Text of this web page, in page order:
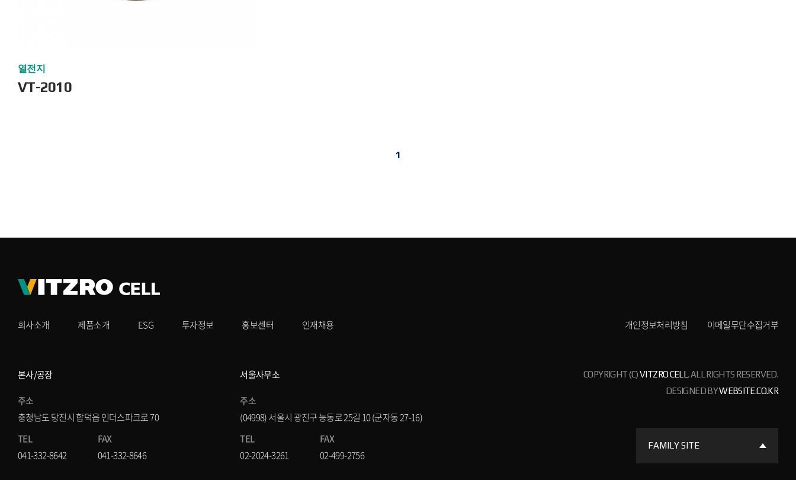
열전지
VT-2010
1
회사소개 제품소개 ESG 투자정보 홍보센터 인재채용 개인정보처리방침 이메일무단수집거부
FAMILY SITE
본사/공장
주소
충청남도 당진시 합덕읍 인더스파크로 70
TEL
041-332-8642
FAX
041-332-8646
서울사무소
주소
(04998) 서울시 광진구 능동로 25길 10 (군자동 27-16)
TEL
02-2024-3261
FAX
02-499-2756
COPYRIGHT (C)VITZRO CELL. ALL RIGHTS RESERVED.
DESIGNED BYWEBSITE.CO.KR